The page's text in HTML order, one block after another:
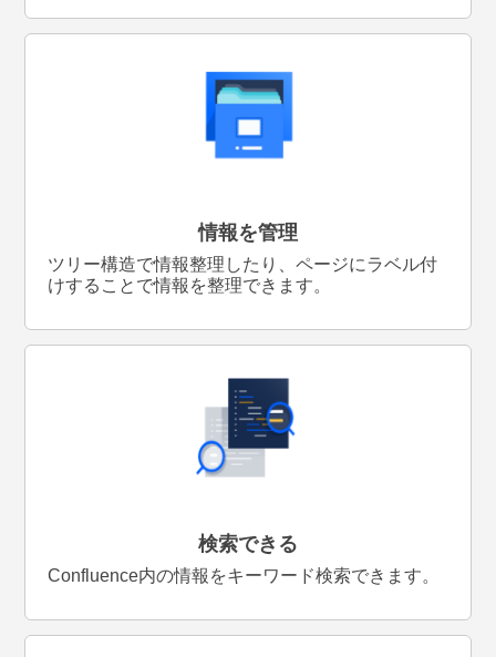
情報を管理
ツリー構造で情報整理したり、ページにラベル付
けすることで情報を整理できます。
検索できる
Confluence内の情報をキーワード検索できます。